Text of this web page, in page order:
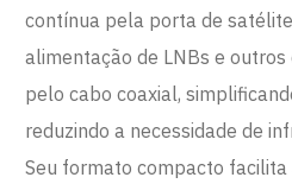
contínua pela porta de
alimentação de LNBs e
pelo cabo coaxial,
reduzindo a necessidade de
Seu formato compacto facilita